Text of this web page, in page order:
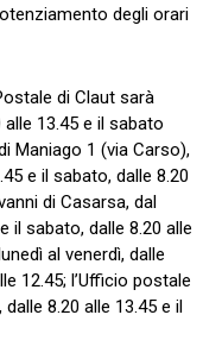
degli orari
di Claut sarà
13.45 e il sabato
Maniago 1 (via Carso),
e il sabato, dalle 8.20
di Casarsa, dal
il sabato, dalle 8.20 alle
al venerdì, dalle
12.45; l’Ufficio postale
8.20 alle 13.45 e il